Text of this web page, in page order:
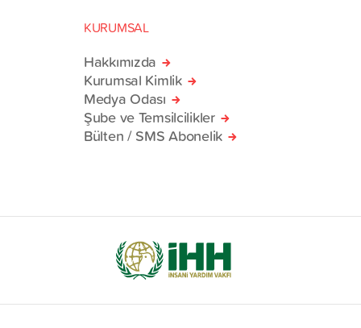
KURUMSAL
Hakkımızda
Kurumsal Kimlik
Medya Odası
Şube ve Temsilcilikler
Bülten / SMS Abonelik